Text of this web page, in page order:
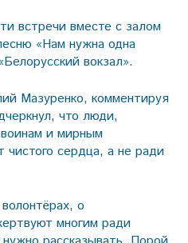
встречи вместе с залом
«Нам нужна одна
вокзал».
Мазуренко, комментируя
что люди,
и мирным
сердца, а не ради
о
многим ради